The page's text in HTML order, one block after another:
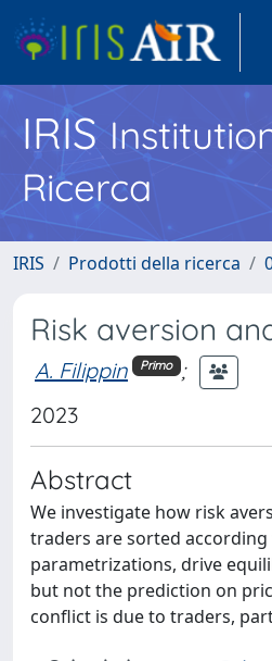
IRIS
Ricerca
IRIS Prodotti della ricerca
Risk aversion
A. Filippin Primo ;
2023
Abstract
We investigate how risk
traders are sorted
parametrizations, drive
but not the prediction on
conflict is due to traders,